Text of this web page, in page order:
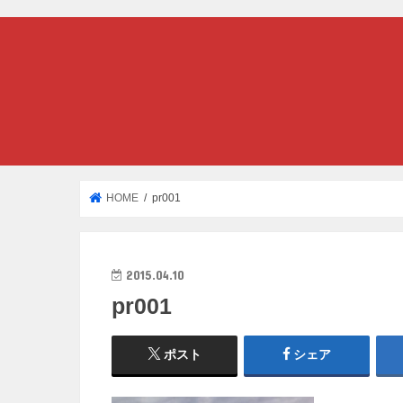
HOME pr001
2015.04.10
pr001
ポスト シェア